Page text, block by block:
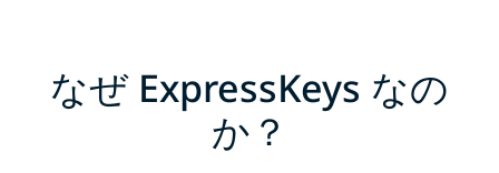
新規ユーザー向け：ExpressKeys をリスクなしでお試
なぜ ExpressKeys なの
か？